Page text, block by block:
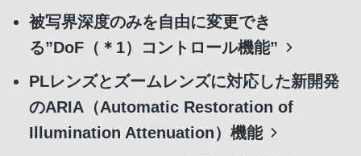
被写界深度のみを自由に変更でき
る”DoF（＊1）コントロール機能”
PLレンズとズームレンズに対応した新開発
のARIA（Automatic Restoration of
Illumination Attenuation）機能